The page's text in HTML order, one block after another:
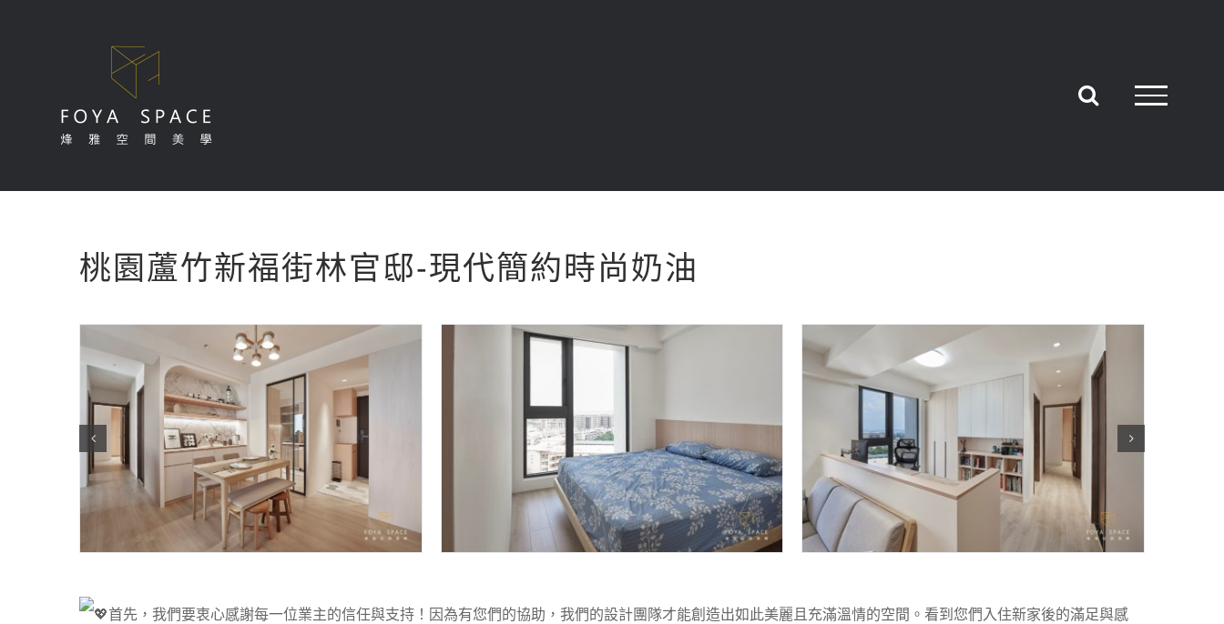
桃園蘆竹新福街林官邸-現代簡約時尚奶油
首先，我們要衷心感謝每一位業主的信任與支持！因為有您們的協助，我們的設計團隊才能創造出如此美麗且充滿溫情的空間。看到您們入住新家後的滿足與感